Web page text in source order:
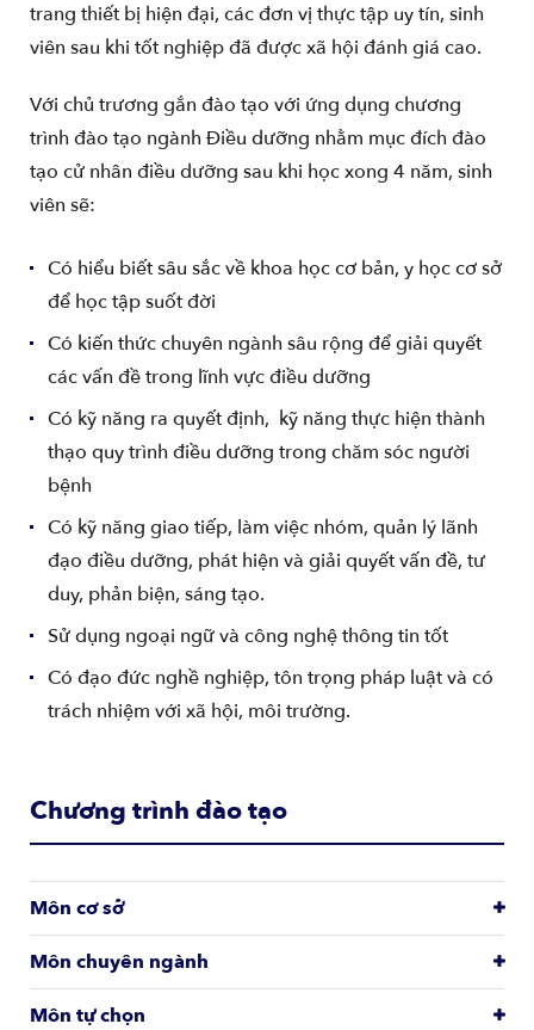
trang thiết bị hiện đại, các đơn vị thực tập uy tín, sinh
viên sau khi tốt nghiệp đã được xã hội đánh giá cao.
Với chủ trương gắn đào tạo với ứng dụng chương
trình đào tạo ngành Điều dưỡng nhằm mục đích đào
tạo cử nhân điều dưỡng sau khi học xong 4 năm, sinh
viên sẽ:
Có hiểu biết sâu sắc về khoa học cơ bản, y học cơ sở
để học tập suốt đời
Có kiến thức chuyên ngành sâu rộng để giải quyết
các vấn đề trong lĩnh vực điều dưỡng
Có kỹ năng ra quyết định, kỹ năng thực hiện thành
thạo quy trình điều dưỡng trong chăm sóc người
bệnh
Có kỹ năng giao tiếp, làm việc nhóm, quản lý lãnh
đạo điều dưỡng, phát hiện và giải quyết vấn đề, tư
duy, phản biện, sáng tạo.
Sử dụng ngoại ngữ và công nghệ thông tin tốt
Có đạo đức nghề nghiệp, tôn trọng pháp luật và có
trách nhiệm với xã hội, môi trường.
Chương trình đào tạo
Môn cơ sở
Môn chuyên ngành
Môn tự chọn